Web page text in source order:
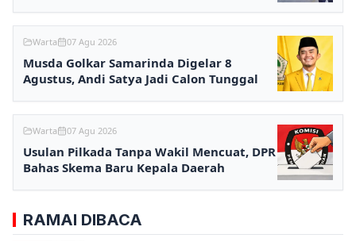
Warta 07 Agu 2026
Musda Golkar Samarinda Digelar 8
Agustus, Andi Satya Jadi Calon Tunggal
Warta 07 Agu 2026
Usulan Pilkada Tanpa Wakil Mencuat, DPR
Bahas Skema Baru Kepala Daerah
RAMAI DIBACA